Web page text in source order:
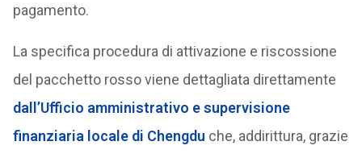
pagamento.
La specifica procedura di attivazione e riscossione
del pacchetto rosso viene dettagliata direttamente
dall’Ufficio amministrativo e supervisione
finanziaria locale di Chengdu che, addirittura, grazie